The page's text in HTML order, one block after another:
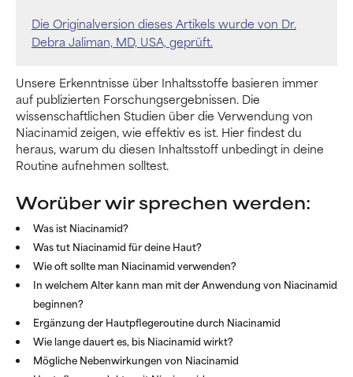
Die Originalversion dieses Artikels wurde von Dr.
Debra Jaliman, MD, USA, geprüft.
Unsere Erkenntnisse über Inhaltsstoffe basieren immer
auf publizierten Forschungsergebnissen. Die
wissenschaftlichen Studien über die Verwendung von
Niacinamid zeigen, wie effektiv es ist. Hier findest du
heraus, warum du diesen Inhaltsstoff unbedingt in deine
Routine aufnehmen solltest.
Worüber wir sprechen werden:
Was ist Niacinamid?
Was tut Niacinamid für deine Haut?
Wie oft sollte man Niacinamid verwenden?
In welchem Alter kann man mit der Anwendung von Niacinamid
beginnen?
Ergänzung der Hautpflegeroutine durch Niacinamid
Wie lange dauert es, bis Niacinamid wirkt?
Mögliche Nebenwirkungen von Niacinamid